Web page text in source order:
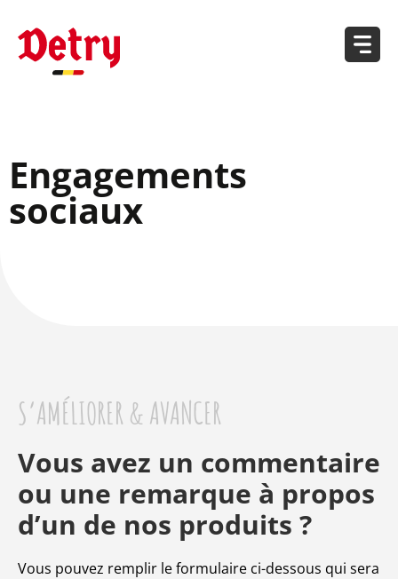
Engagements
sociaux
S’AMÉLIORER & AVANCER
Vous avez un commentaire
ou une remarque à propos
d’un de nos produits ?
Vous pouvez remplir le formulaire ci-dessous qui sera